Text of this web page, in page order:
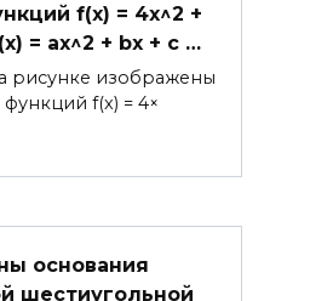
f(x) = 4x^2 +
= ax^2 + bx + c …
рисунке изображены
f(x) = 4×
основания
шестиугольной